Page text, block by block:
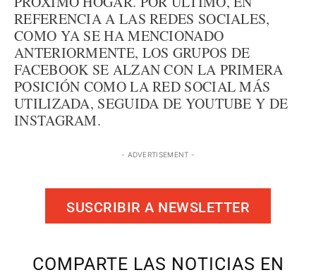
REFERENCIA A LAS REDES SOCIALES,
COMO YA SE HA MENCIONADO
ANTERIORMENTE, LOS GRUPOS DE
FACEBOOK SE ALZAN CON LA PRIMERA
POSICIÓN COMO LA RED SOCIAL MÁS
UTILIZADA, SEGUIDA DE YOUTUBE Y DE
INSTAGRAM.
- ADVERTISEMENT -
SUSCRIBIR A NEWSLETTER
COMPARTE LAS NOTICIAS EN